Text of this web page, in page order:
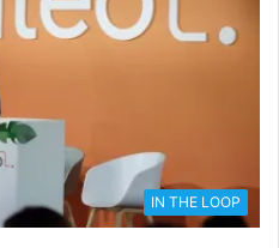
IN THE LOOP